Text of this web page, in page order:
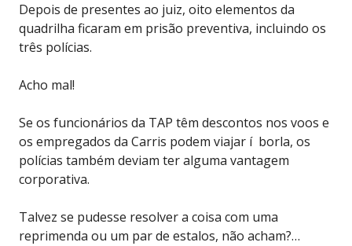
Depois de presentes ao juiz, oito elementos da
quadrilha ficaram em prisão preventiva, incluindo os
três polícias.
Acho mal!
Se os funcionários da TAP têm descontos nos voos e
os empregados da Carris podem viajar í borla, os
polícias também deviam ter alguma vantagem
corporativa.
Talvez se pudesse resolver a coisa com uma
reprimenda ou um par de estalos, não acham?…